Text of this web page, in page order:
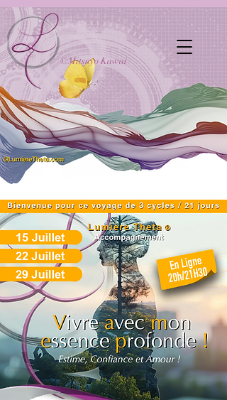
©Mitsuyo Kawai